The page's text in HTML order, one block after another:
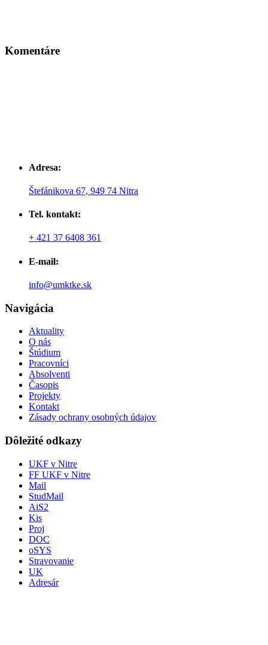
Komentáre
Adresa:
Štefánikova 67, 949 74 Nitra
Tel. kontakt:
+ 421 37 6408 361
E-mail:
info@umktke.sk
Navigácia
Aktuality
O nás
Štúdium
Pracovníci
Absolventi
Časopis
Projekty
Kontakt
Zásady ochrany osobných údajov
Dôležité odkazy
UKF v Nitre
FF UKF v Nitre
Mail
StudMail
AiS2
Kis
Proj
DOC
oSYS
Stravovanie
UK
Adresár